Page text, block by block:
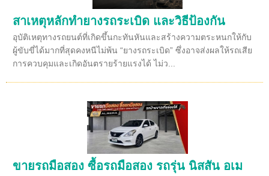
สาเหตุหลักทำยางรถระเบิด และวิธีป้องกัน
อุบัติเหตุทางรถยนต์ที่เกิดขึ้นกะทันหันและสร้างความตระหนกให้กับ
ผู้ขับขี่ได้มากที่สุดคงหนีไม่พ้น “ยางรถระเบิด” ซึ่งอาจส่งผลให้รถเสีย
การควบคุมและเกิดอันตรายร้ายแรงได้ ไม่ว...
ขายรถมือสอง ซื้อรถมือสอง รถรุ่น นิสสัน อเม